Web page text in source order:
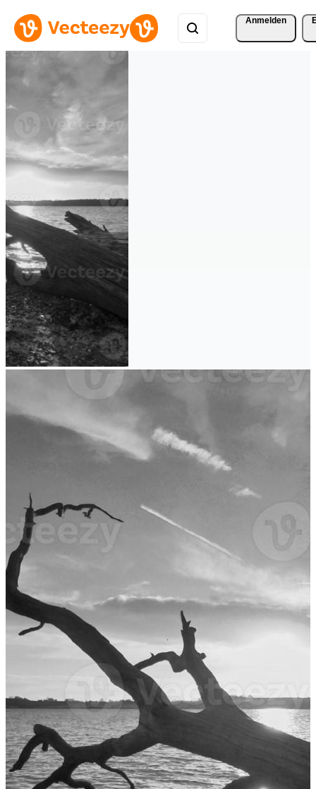
Anmelden